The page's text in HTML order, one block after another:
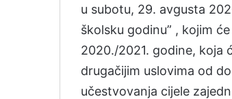
u subotu, 29. avgusta
školsku godinu” , kojim
2020./2021. godine, koja
drugačijim uslovima od
učestvovanja cijele